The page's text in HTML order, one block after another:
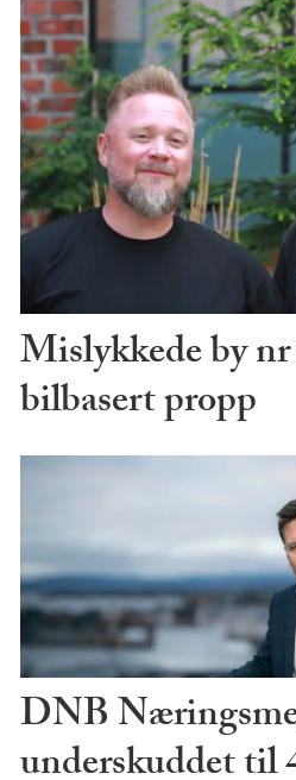
Mislykkede by
bilbasert propp
DNB